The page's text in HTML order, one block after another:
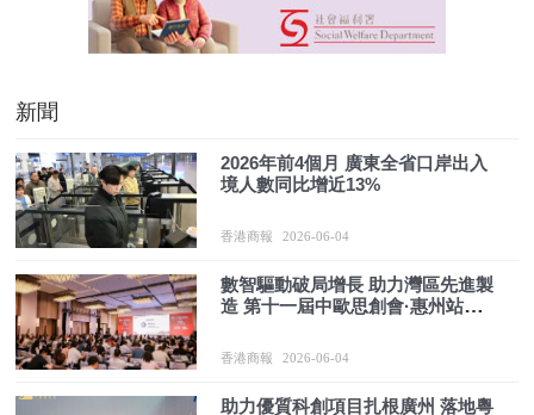
新聞
2026年前4個月 廣東全省口岸出入
境人數同比增近13%
香港商報 2026-06-04
數智驅動破局增長 助力灣區先進製
造 第十一屆中歐思創會·惠州站成
香港商報 2026-06-04
助力優質科創項目扎根廣州 落地粵